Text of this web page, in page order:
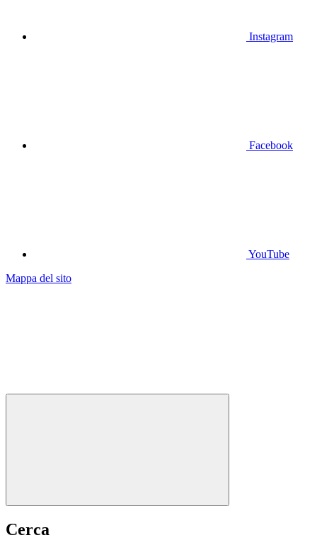
Instagram
Facebook
YouTube
Mappa del sito
Cerca